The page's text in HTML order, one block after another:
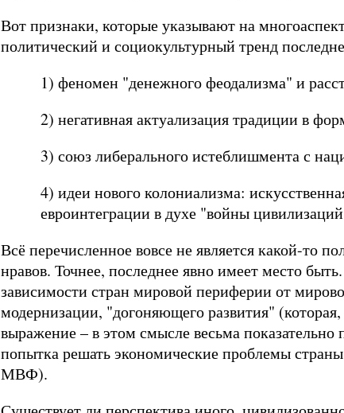
Вот признаки, которые указывают на
политический и социокультурный тренд
1) феномен "денежного феодализма" и
2) негативная актуализация традиции в
3) союз либерального истеблишмента с
4) идеи нового колониализма:
евроинтеграции в духе "войны
Всё перечисленное вовсе не является какой-то
нравов. Точнее, последнее явно имеет место
зависимости стран мировой периферии от
модернизации, "догоняющего развития"
выражение – в этом смысле весьма
попытка решать экономические проблемы
МВФ).